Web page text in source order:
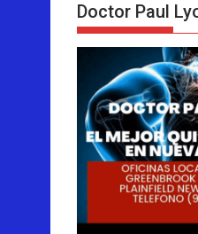
Doctor Paul